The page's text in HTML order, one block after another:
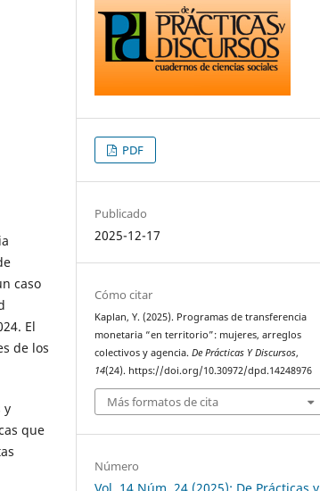
caso
El
de los
y
que
PDF
Publicado
2025-12-17
Cómo citar
Kaplan, Y. (2025). Programas de transferencia
monetaria “en territorio”: mujeres, arreglos
colectivos y agencia.De Prácticas Y Discursos,
14(24). https://doi.org/10.30972/dpd.14248976
Más formatos de cita
Número
Vol. 14 Núm. 24 (2025): De Prácticas y